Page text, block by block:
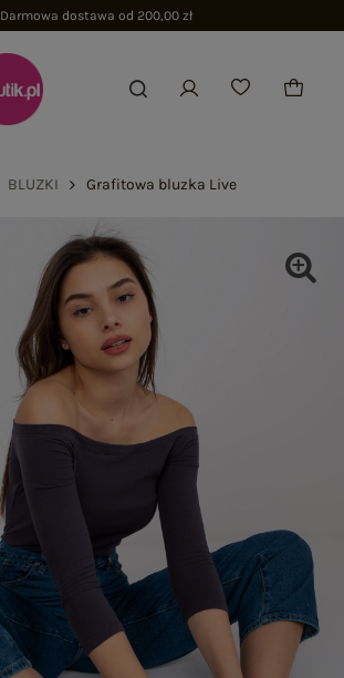
Darmowa dostawa od 200,00 zł
BLUZKI Grafitowa bluzka Live